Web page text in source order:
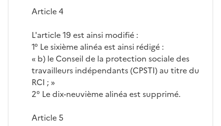
Article 4
L'article 19 est ainsi modifié :
1° Le sixième alinéa est ainsi rédigé :
« b) le Conseil de la protection sociale des
travailleurs indépendants (CPSTI) au titre du
RCI ; »
2° Le dix-neuvième alinéa est supprimé.
Article 5